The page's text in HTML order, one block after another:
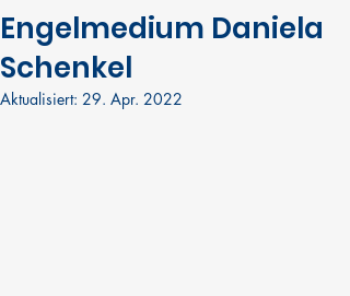
Engelmedium Daniela
Schenkel
Aktualisiert: 29. Apr. 2022